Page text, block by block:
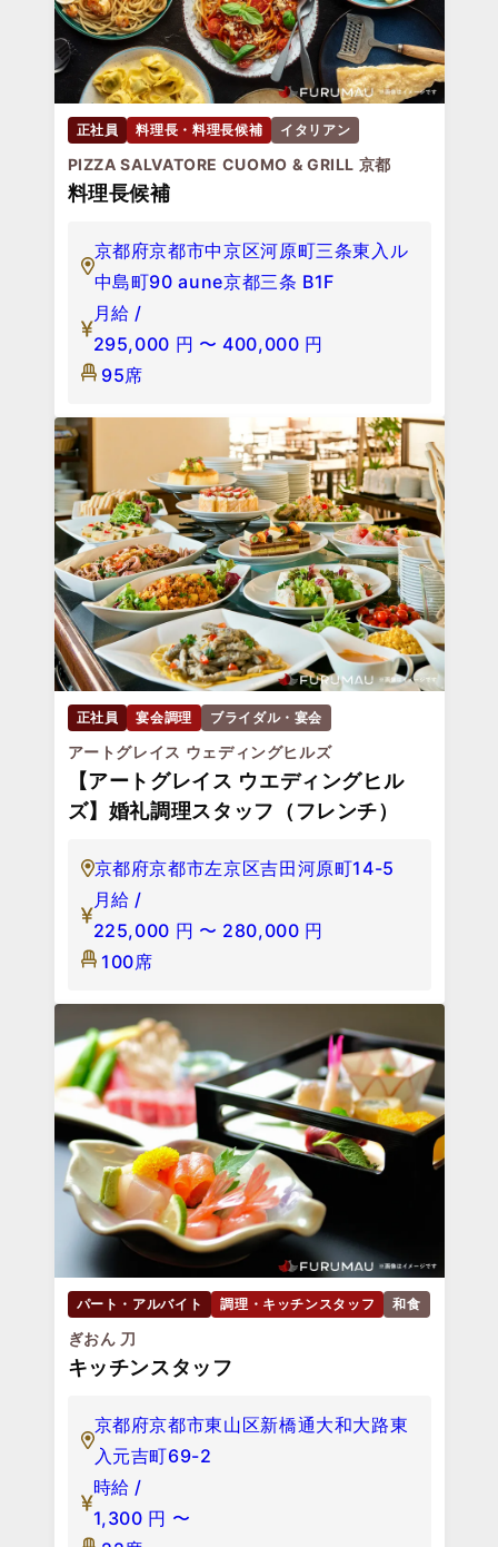
正社員 料理長・料理長候補 イタリアン
PIZZA SALVATORE CUOMO & GRILL 京都
料理長候補
京都府京都市中京区河原町三条東入ル
中島町90 aune京都三条 B1F
月給 /
295,000 円 〜 400,000 円
95席
正社員 宴会調理 ブライダル・宴会
アートグレイス ウェディングヒルズ
【アートグレイス ウエディングヒル
ズ】婚礼調理スタッフ（フレンチ）
京都府京都市左京区吉田河原町14-5
月給 /
225,000 円 〜 280,000 円
100席
パート・アルバイト 調理・キッチンスタッフ 和食
ぎおん 刀
キッチンスタッフ
京都府京都市東山区新橋通大和大路東
入元吉町69-2
時給 /
1,300 円 〜